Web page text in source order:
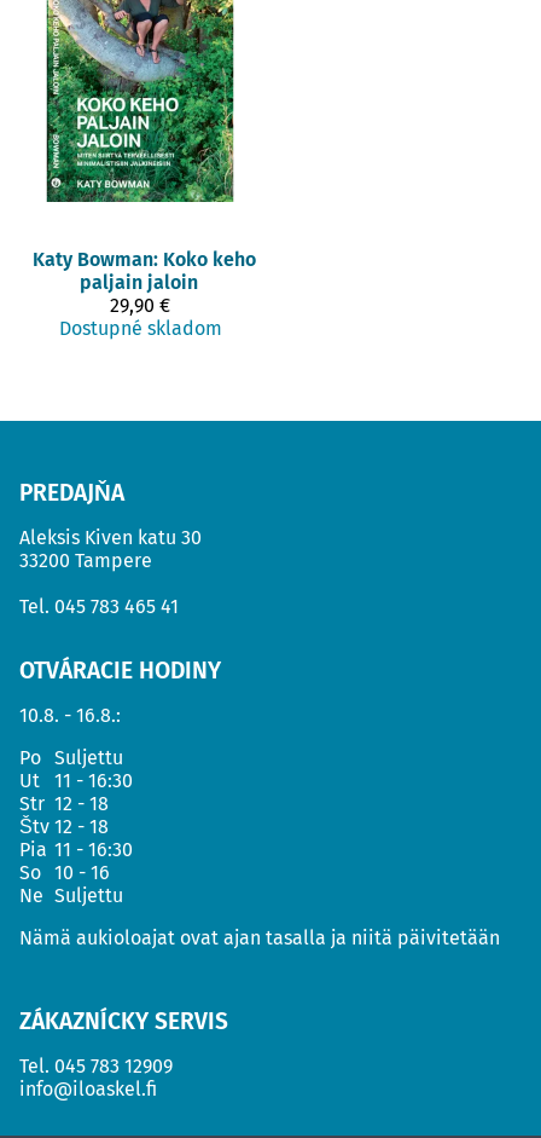
Katy Bowman: Koko keho
paljain jaloin
29,90 €
Dostupné skladom
PREDAJŇA
Aleksis Kiven katu 30
33200 Tampere
Tel. 045 783 465 41
OTVÁRACIE HODINY
10.8. - 16.8.:
Po Suljettu
Ut
11 - 16:30
Str 12 - 18
Štv 12 - 18
Pia 11 - 16:30
So 10 - 16
Ne Suljettu
Nämä aukioloajat ovat ajan tasalla ja niitä päivitetään
ZÁKAZNÍCKY SERVIS
Tel. 045 783 12909
info@iloaskel.fi